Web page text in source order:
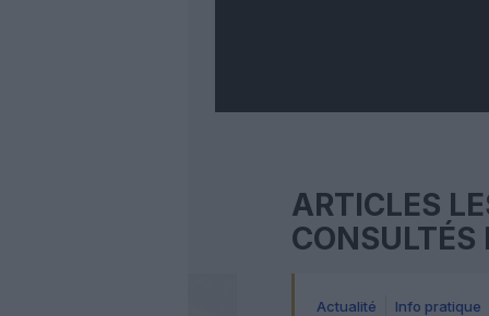
ARTICLES
CONSULTÉS
Actualité Info pratique